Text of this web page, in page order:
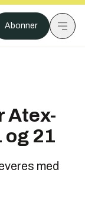
Abonner
Atex-
og 21
med